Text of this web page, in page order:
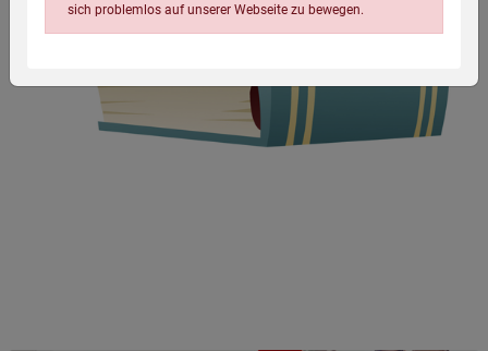
sich problemlos auf unserer Webseite zu bewegen.